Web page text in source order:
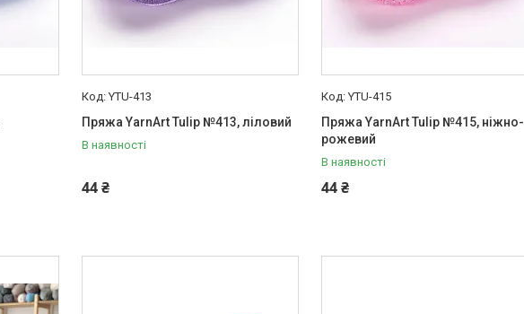
YTU-413
Пряжа YarnArt Tulip №413, ліловий
В наявності
44 ₴
YTU-415
Пряжа YarnArt Tulip №415, ніжно-
рожевий
В наявності
44 ₴